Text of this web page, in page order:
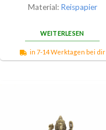
Material: Reispapier
WEITERLESEN
in 7-14 Werktagen bei dir